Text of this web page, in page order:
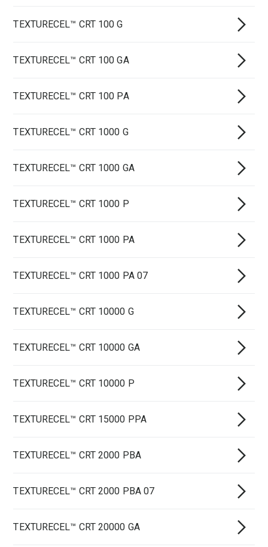
TEXTURECEL™ CRT 100 G
TEXTURECEL™ CRT 100 GA
TEXTURECEL™ CRT 100 PA
TEXTURECEL™ CRT 1000 G
TEXTURECEL™ CRT 1000 GA
TEXTURECEL™ CRT 1000 P
TEXTURECEL™ CRT 1000 PA
TEXTURECEL™ CRT 1000 PA 07
TEXTURECEL™ CRT 10000 G
TEXTURECEL™ CRT 10000 GA
TEXTURECEL™ CRT 10000 P
TEXTURECEL™ CRT 15000 PPA
TEXTURECEL™ CRT 2000 PBA
TEXTURECEL™ CRT 2000 PBA 07
TEXTURECEL™ CRT 20000 GA